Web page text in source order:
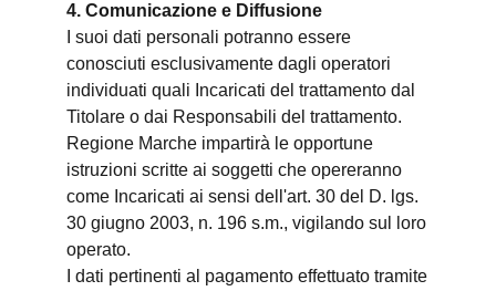
4. Comunicazione e Diffusione
I suoi dati personali potranno essere
conosciuti esclusivamente dagli operatori
individuati quali Incaricati del trattamento dal
Titolare o dai Responsabili del trattamento.
Regione Marche impartirà le opportune
istruzioni scritte ai soggetti che opereranno
come Incaricati ai sensi dell'art. 30 del D. lgs.
30 giugno 2003, n. 196 s.m., vigilando sul loro
operato.
I dati pertinenti al pagamento effettuato tramite